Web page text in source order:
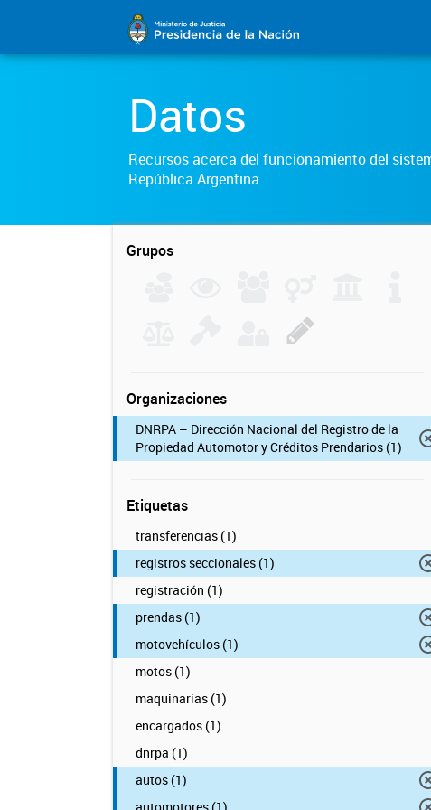
Datos
Recursos acerca del funcionamiento del
República Argentina.
Grupos
Organizaciones
DNRPA – Dirección Nacional del Registro de la
Propiedad Automotor y Créditos Prendarios (1)
Etiquetas
transferencias (1)
registros seccionales (1)
registración (1)
prendas (1)
motovehículos (1)
motos (1)
maquinarias (1)
encargados (1)
dnrpa (1)
autos (1)